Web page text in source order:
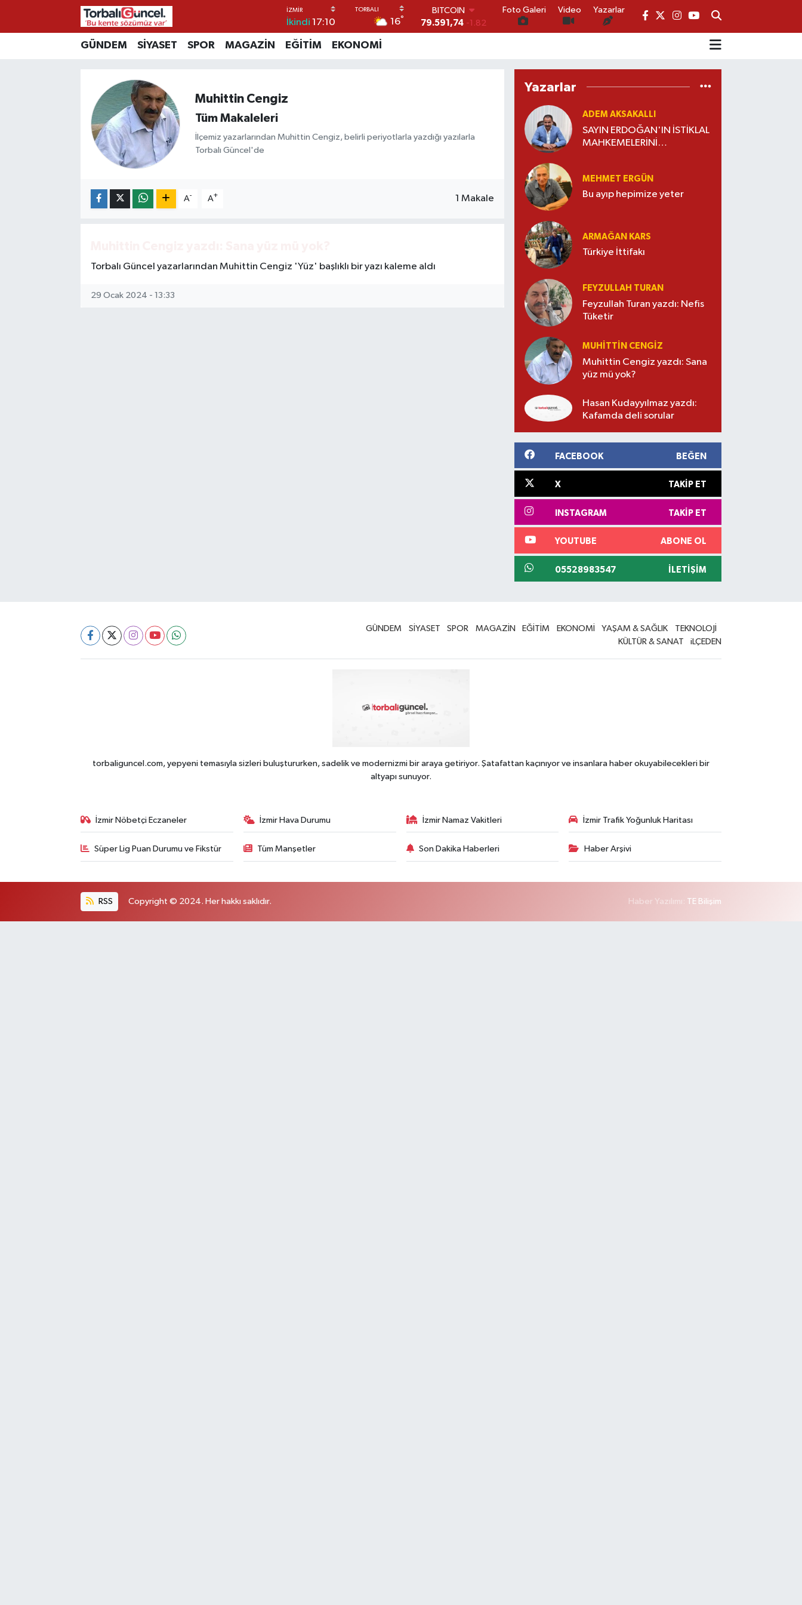
İkindi 17:10 16°
BITCOIN
79.591,74 -1.82
DOLAR
BİST100
Foto Galeri Video Yazarlar
GÜNDEM SİYASET SPOR MAGAZİN EĞİTİM EKONOMİ
Muhittin Cengiz
Tüm Makaleleri
İlçemiz yazarlarından Muhittin Cengiz, belirli periyotlarla yazdığı yazılarla
Torbalı Güncel'de
A- A+ 1 Makale
Torbalı Güncel yazarlarından Muhittin Cengiz 'Yüz' başlıklı bir yazı kaleme aldı
29 Ocak 2024 - 13:33
Yazarlar
ADEM AKSAKALLI
SAYIN ERDOĞAN'IN İSTİKLAL
MAHKEMELERİNİ
MEHMET ERGÜN
Bu ayıp hepimize yeter
ARMAĞAN KARS
Türkiye İttifakı
FEYZULLAH TURAN
Feyzullah Turan yazdı: Nefis
Tüketir
MUHITTIN CENGIZ
Muhittin Cengiz yazdı: Sana
yüz mü yok?
Hasan Kudayyılmaz yazdı:
Kafamda deli sorular
FACEBOOK BEĞEN
X TAKIP ET
INSTAGRAM TAKIP ET
YOUTUBE ABONE OL
05528983547 İLETIŞIM
GÜNDEM SİYASET SPOR MAGAZİN EĞİTİM EKONOMİ YAŞAM & SAĞLIK
TEKNOLOJİ
KÜLTÜR & SANAT
iLÇEDEN
torbaliguncel.com, yepyeni temasıyla sizleri buluştururken, sadelik ve modernizmi bir araya getiriyor. Şatafattan kaçınıyor ve insanlara haber okuyabilecekleri bir
altyapı sunuyor.
İzmir Nöbetçi Eczaneler İzmir Hava Durumu İzmir Namaz Vakitleri İzmir Trafik Yoğunluk Haritası
Süper Lig Puan Durumu ve Fikstür Tüm Manşetler Son Dakika Haberleri Haber Arşivi
RSS Copyright © 2024. Her hakkı saklıdır. Haber Yazılımı: TE Bilişim
İzmir Nöbetçi Eczaneler
İzmir Namaz Vakitleri
İzmir Trafik Yoğunluk Haritası
Süper Lig Puan Durumu ve Fikstür
Tüm Manşetler